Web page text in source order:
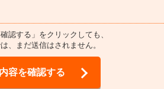
認する」をクリックしても、
、まだ送信はされません。
容を確認する